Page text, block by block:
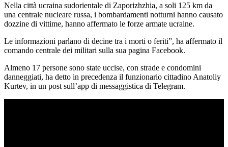
Nella città ucraina sudorientale di Zaporizhzhia, a soli 125 km da
una centrale nucleare russa, i bombardamenti notturni hanno causato
dozzine di vittime, hanno affermato le forze armate ucraine.
Le informazioni parlano di decine tra i morti o feriti”, ha affermato il
comando centrale dei militari sulla sua pagina Facebook.
Almeno 17 persone sono state uccise, con strade e condomini
danneggiati, ha detto in precedenza il funzionario cittadino Anatoliy
Kurtev, in un post sull’app di messaggistica di Telegram.